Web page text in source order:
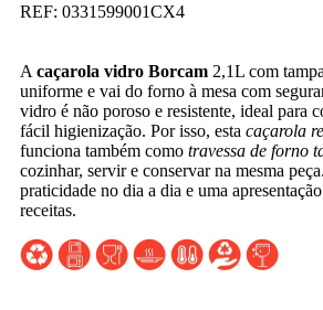
REF: 0331599001CX4
A caçarola vidro Borcam 2,1L com
uniforme e vai do forno à mesa com
vidro é não poroso e resistente, ideal para
fácil higienização. Por isso, esta caçarola
funciona também como travessa de forno
cozinhar, servir e conservar na mesma
praticidade no dia a dia e uma
receitas.